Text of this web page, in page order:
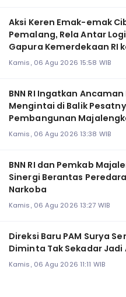
Aksi Keren Emak-emak
Pemalang, Rela Antar
Gapura Kemerdekaan RI
Kamis, 06 Agu 2026 15:58 WIB
BNN RI Ingatkan
Mengintai di Balik
Pembangunan
Kamis, 06 Agu 2026 13:38 WIB
BNN RI dan Pemkab
Sinergi Berantas
Narkoba
Kamis, 06 Agu 2026 13:27 WIB
Direksi Baru PAM Surya
Diminta Tak Sekadar
Kamis, 06 Agu 2026 11:11 WIB